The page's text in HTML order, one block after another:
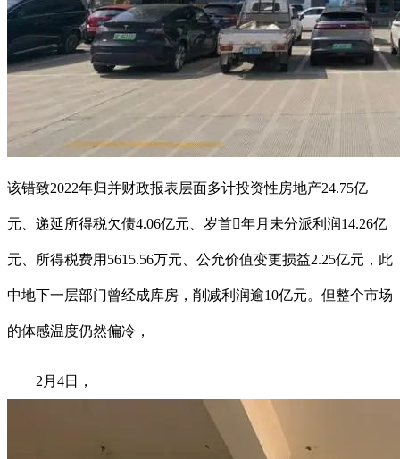
该错致2022年归并财政报表层面多计投资性房地产24.75亿
元、递延所得税欠债4.06亿元、岁首年月未分派利润14.26亿
元、所得税费用5615.56万元、公允价值变更损益2.25亿元，此
中地下一层部门曾经成库房，削减利润逾10亿元。但整个市场
的体感温度仍然偏冷，
2月4日，